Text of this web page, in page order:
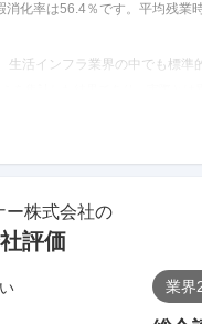
消化率は56.4％です。 平均残業
活インフラ業界の中でも標準
ー株式会社の
評価
業界